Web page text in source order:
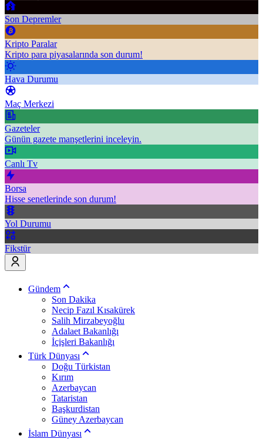
Son Depremler
Kripto Paralar
Kripto para piyasalarında son durum!
Hava Durumu
Maç Merkezi
Gazeteler
Günün gazete manşetlerini inceleyin.
Canlı Tv
Borsa
Hisse senetlerinde son durum!
Yol Durumu
Fikstür
Gündem
Son Dakika
Necip Fazıl Kısakürek
Salih Mirzabeyoğlu
Adalaet Bakanlığı
İçişleri Bakanlığı
Türk Dünyası
Doğu Türkistan
Kırım
Azerbaycan
Tataristan
Başkurdistan
Güney Azerbaycan
İslam Dünyası